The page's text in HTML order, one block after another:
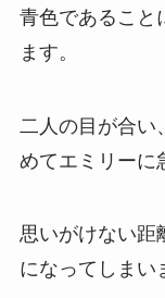
青色であること
ます。
二人の目が合い
めてエミリーに
思いがけない距
になってしまい